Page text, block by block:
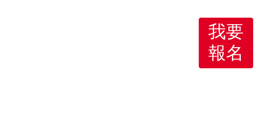
我要
報名